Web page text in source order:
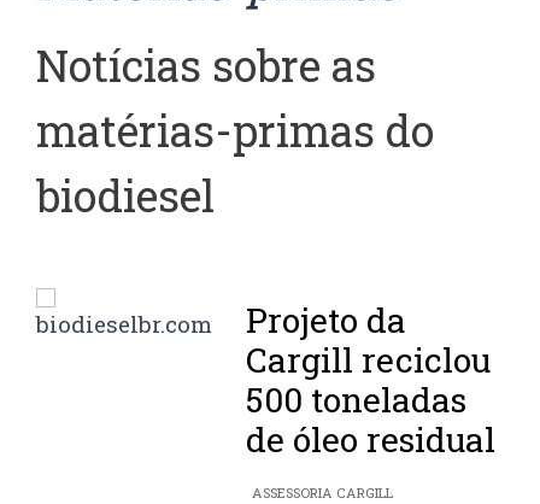
Notícias sobre as
matérias-primas do
biodiesel
Projeto da
Cargill reciclou
500 toneladas
de óleo residual
ASSESSORIA CARGILL